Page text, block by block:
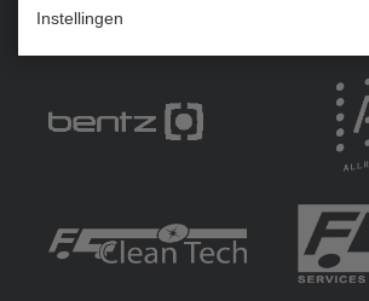
Instellingen